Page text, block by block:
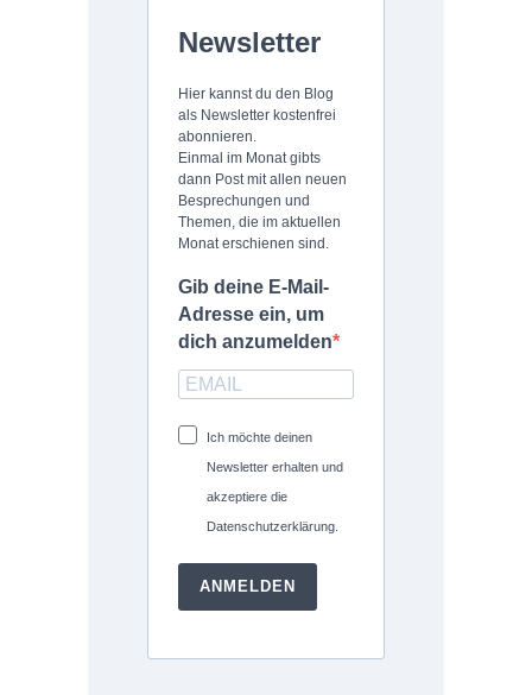
Newsletter
Hier kannst du den Blog
als Newsletter kostenfrei
abonnieren.
Einmal im Monat gibts
dann Post mit allen neuen
Besprechungen und
Themen, die im aktuellen
Monat erschienen sind.
Gib deine E-Mail-
Adresse ein, um
dich anzumelden
Ich möchte deinen
Newsletter erhalten und
akzeptiere die
Datenschutzerklärung.
ANMELDEN